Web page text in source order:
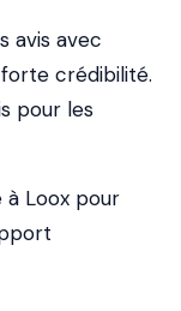
avis avec
crédibilité.
pour les
Loox pour